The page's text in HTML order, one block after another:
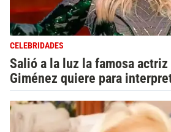
CELEBRIDADES
Salió a la luz la famosa actriz
Giménez quiere para